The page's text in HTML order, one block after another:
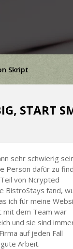
Skript
START
sehr schwierig
Person dafür zu
von Ncrypted
BistroStays fand,
ich für meine
mit dem Team war
und sie sind
auf jeden Fall
Arbeit.